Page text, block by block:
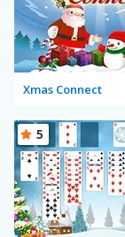
Xmas Connect
5